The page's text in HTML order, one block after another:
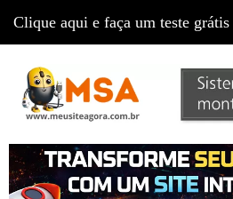
Clique aqui e faça um teste grátis